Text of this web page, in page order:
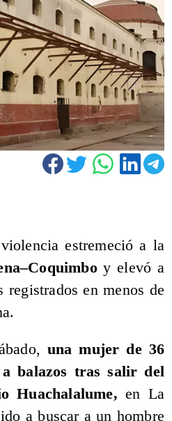
estremeció a la
y elevó a
en menos de
una mujer de 36
a balazos tras salir del
Huachalalume, en La
a buscar a un hombre